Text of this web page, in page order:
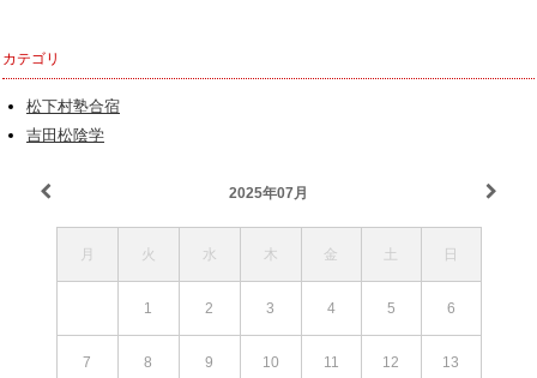
カテゴリ
松下村塾合宿
吉田松陰学
2025年07月
月 火 水 木 金 土 日
1 2 3 4 5 6
7 8 9 10 11 12 13